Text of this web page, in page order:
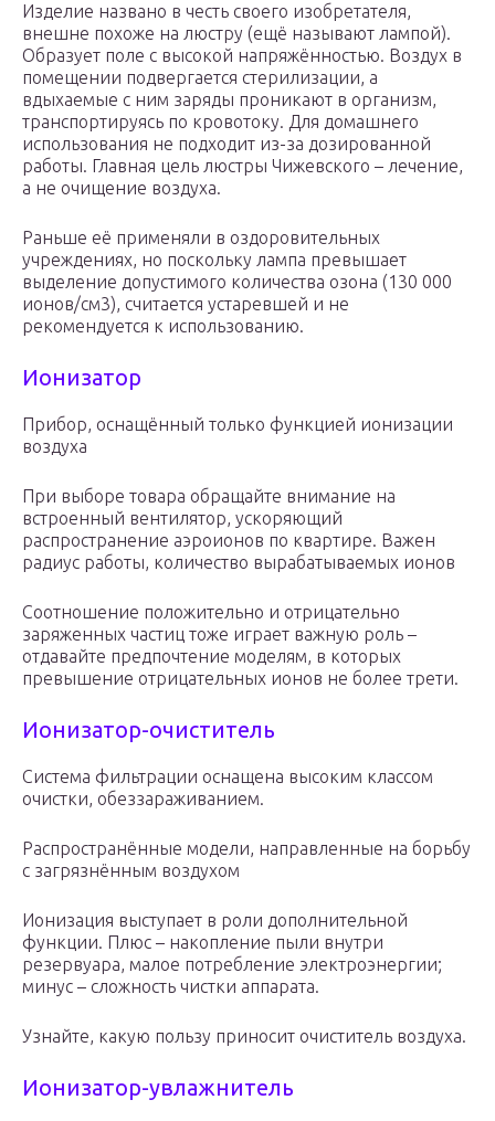
Изделие названо в честь своего изобретателя,
внешне похоже на люстру (ещё называют лампой).
Образует поле с высокой напряжённостью. Воздух в
помещении подвергается стерилизации, а
вдыхаемые с ним заряды проникают в организм,
транспортируясь по кровотоку. Для домашнего
использования не подходит из-за дозированной
работы. Главная цель люстры Чижевского – лечение,
а не очищение воздуха.
Раньше её применяли в оздоровительных
учреждениях, но поскольку лампа превышает
выделение допустимого количества озона (130 000
ионов/см3), считается устаревшей и не
рекомендуется к использованию.
Ионизатор
Прибор, оснащённый только функцией ионизации
воздуха
При выборе товара обращайте внимание на
встроенный вентилятор, ускоряющий
распространение аэроионов по квартире. Важен
радиус работы, количество вырабатываемых ионов
Соотношение положительно и отрицательно
заряженных частиц тоже играет важную роль –
отдавайте предпочтение моделям, в которых
превышение отрицательных ионов не более трети.
Ионизатор-очиститель
Система фильтрации оснащена высоким классом
очистки, обеззараживанием.
Распространённые модели, направленные на борьбу
с загрязнённым воздухом
Ионизация выступает в роли дополнительной
функции. Плюс – накопление пыли внутри
резервуара, малое потребление электроэнергии;
минус – сложность чистки аппарата.
Узнайте, какую пользу приносит очиститель воздуха.
Ионизатор-увлажнитель